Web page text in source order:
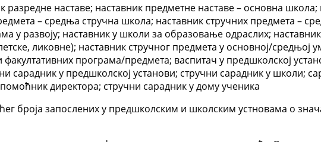
разредне наставе; наставник предметне наставе – основна
– средња стручна школа; наставник стручних предмета –
у развоју; наставник у школи за образовање одраслих;
ликовне); наставник стручног предмета у основној/средњој
програма/предмета; васпитач у предшколској
сарадник у предшколској установи; стручни сарадник у школи;
директора; стручни сарадник у дому ученика
броја запослених у предшколским и школским устновама о